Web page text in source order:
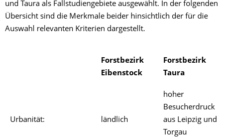
und Taura als Fallstudiengebiete ausgewählt. In der folgenden
Übersicht sind die Merkmale beider hinsichtlich der für die
Auswahl relevanten Kriterien dargestellt.
Forstbezirk
Eibenstock
Forstbezirk
Taura
Urbanität: ländlich
hoher
Besucherdruck
aus Leipzig und
Torgau